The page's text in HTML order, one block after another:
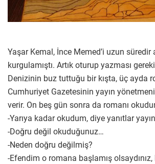
Yaşar Kemal, İnce Memed’i uzun süredir
kurgulamıştı. Artık oturup yazması
Denizinin buz tuttuğu bir kışta, üç ayda
Cumhuriyet Gazetesinin yayın
verir. On beş gün sonra da romanı
-Yarıya kadar okudum, diye yanıtlar
-Doğru değil okuduğunuz…
-Neden doğru değilmiş?
-Efendim o romana başlamış